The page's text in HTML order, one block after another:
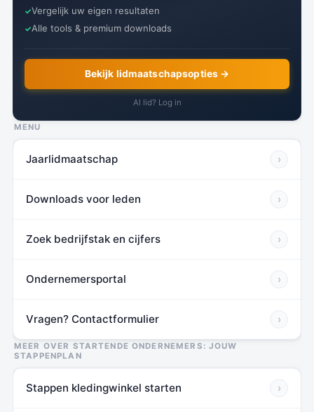
Vergelijk uw eigen resultaten
Alle tools & premium downloads
Bekijk lidmaatschapsopties →
Al lid? Log in
MENU
Jaarlidmaatschap ›
Downloads voor leden ›
Zoek bedrijfstak en cijfers ›
Ondernemersportal ›
Vragen? Contactformulier ›
MEER OVER STARTENDE ONDERNEMERS: JOUW
STAPPENPLAN
Stappen kledingwinkel starten ›